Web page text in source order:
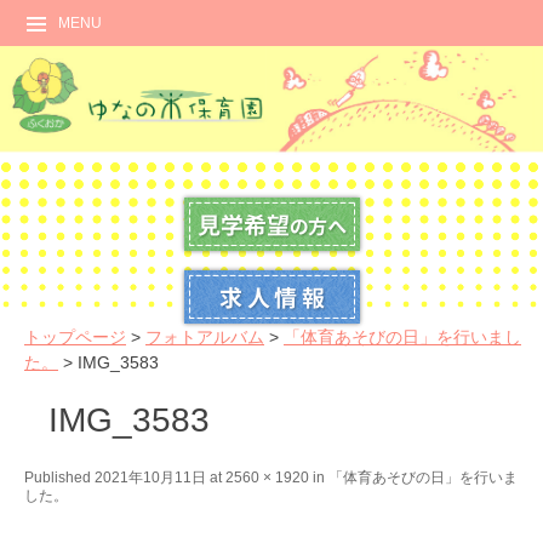
MENU
トップページ > フォトアルバム >
「体育あそびの日」を行いまし
た。
> IMG_3583
IMG_3583
Published 2021年10月11日 at 2560 × 1920 in
「体育あそびの日」を行いま
した。
←
P
N
e